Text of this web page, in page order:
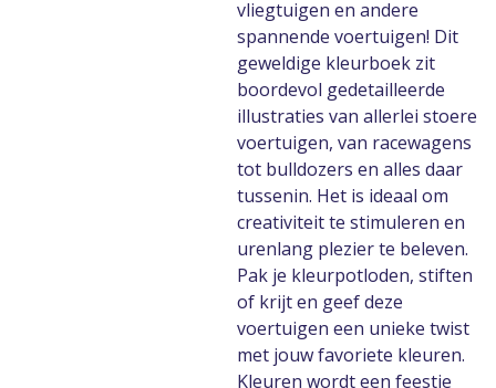
vliegtuigen en andere
spannende voertuigen! Dit
geweldige kleurboek zit
boordevol gedetailleerde
illustraties van allerlei stoere
voertuigen, van racewagens
tot bulldozers en alles daar
tussenin. Het is ideaal om
creativiteit te stimuleren en
urenlang plezier te beleven.
Pak je kleurpotloden, stiften
of krijt en geef deze
voertuigen een unieke twist
met jouw favoriete kleuren.
Kleuren wordt een feestje